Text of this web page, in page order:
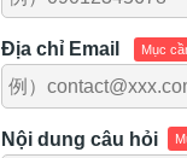
Địa chỉ Email Mục
Nội dung câu hỏi